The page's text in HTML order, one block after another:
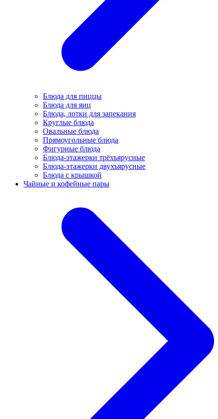
Блюда для пиццы
Блюда для яиц
Блюда, лотки для запекания
Круглые блюда
Овальные блюда
Прямоугольные блюда
Фигурные блюда
Блюда-этажерки трёхъярусные
Блюда-этажерки двухъярусные
Блюда с крышкой
Чайные и кофейные пары